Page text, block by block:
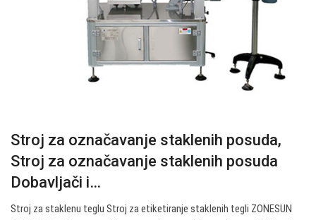
Stroj za označavanje staklenih posuda,
Stroj za označavanje staklenih posuda
Dobavljači i…
Stroj za staklenu teglu Stroj za etiketiranje staklenih tegli ZONESUN